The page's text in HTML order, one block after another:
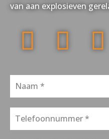
van aan explosieven